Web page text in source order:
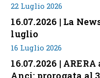
22 Luglio 2026
16.07.2026 | La
luglio
16 Luglio 2026
16.07.2026 |
Anci: prorogata al